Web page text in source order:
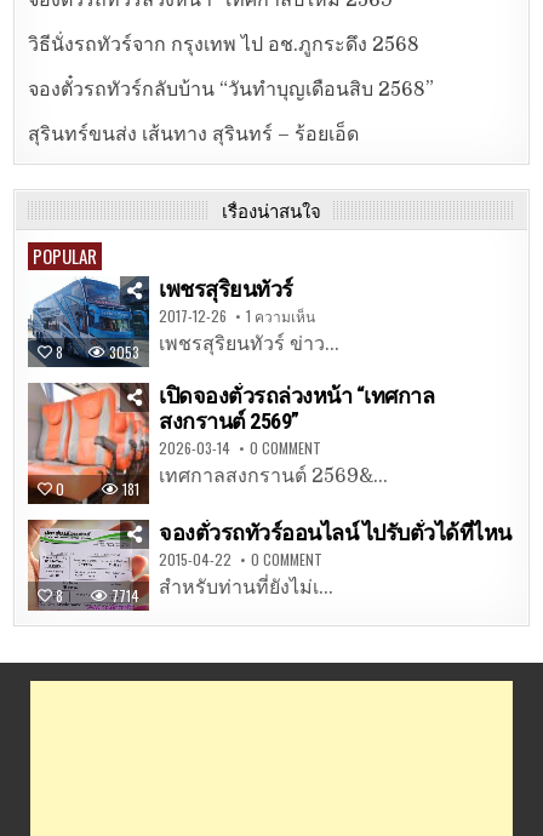
วิธีนั่งรถทัวร์จาก กรุงเทพ ไป อช.ภูกระดึง 2568
จองตั๋วรถทัวร์กลับบ้าน “วันทำบุญเดือนสิบ 2568”
สุรินทร์ขนส่ง เส้นทาง สุรินทร์ – ร้อยเอ็ด
เรื่องน่าสนใจ
POPULAR
8 3053
เพชรสุริยนทัวร์
2017-12-26 1 ความเห็น
เพชรสุริยนทัวร์ ข่าว...
0 181
เปิดจองตั๋วรถล่วงหน้า “เทศกาล
สงกรานต์ 2569”
2026-03-14 0 COMMENT
เทศกาลสงกรานต์ 2569&...
8 7714
จองตั๋วรถทัวร์ออนไลน์ ไปรับตั๋วได้ที่ไหน
2015-04-22 0 COMMENT
สำหรับท่านที่ยังไม่เ...